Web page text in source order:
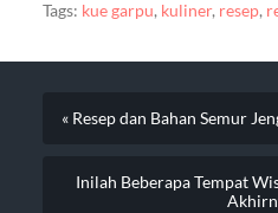
Tags: kue garpu, kuliner, resep,
« Resep dan Bahan Semur
Inilah Beberapa Tempat